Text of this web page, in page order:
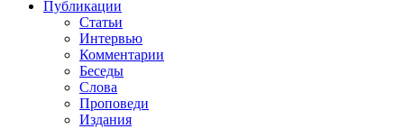
Публикации
Статьи
Интервью
Комментарии
Беседы
Слова
Проповеди
Издания